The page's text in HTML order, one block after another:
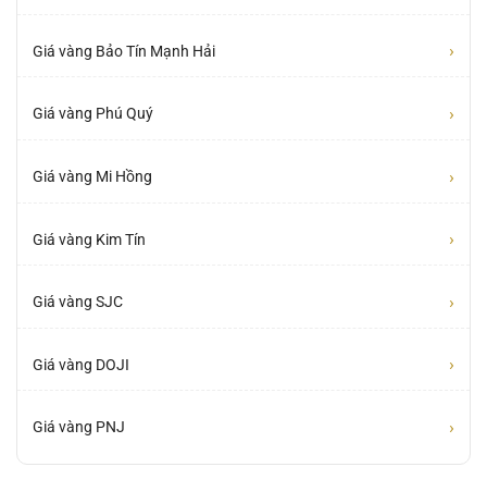
Giá vàng Bảo Tín Mạnh Hải ›
Giá vàng Phú Quý ›
Giá vàng Mi Hồng ›
Giá vàng Kim Tín ›
Giá vàng SJC ›
Giá vàng DOJI ›
Giá vàng PNJ ›